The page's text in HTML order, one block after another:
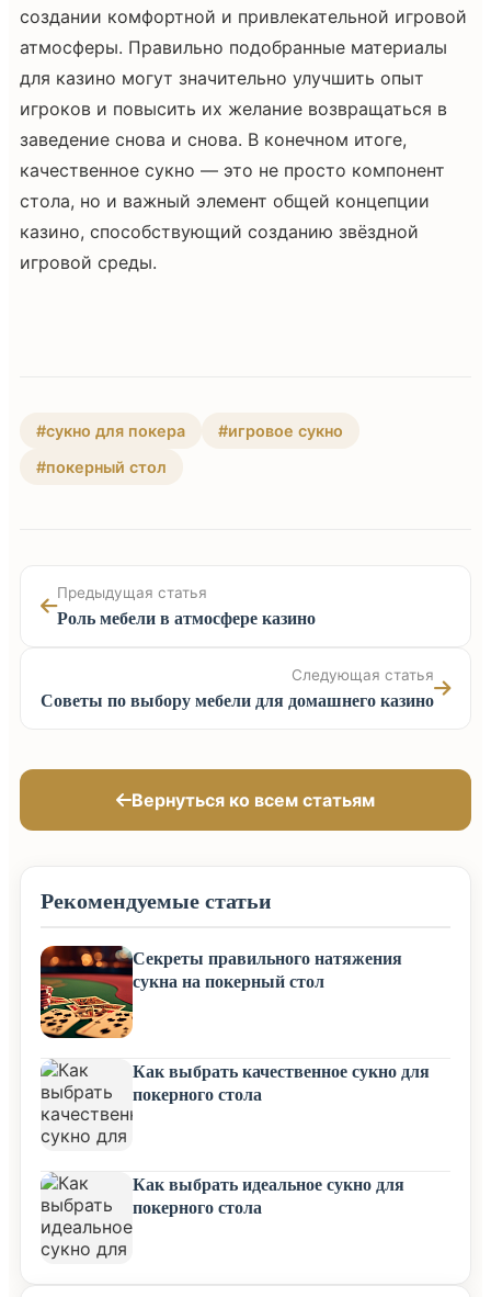
создании комфортной и привлекательной игровой
атмосферы. Правильно подобранные материалы
для казино могут значительно улучшить опыт
игроков и повысить их желание возвращаться в
заведение снова и снова. В конечном итоге,
качественное сукно — это не просто компонент
стола, но и важный элемент общей концепции
казино, способствующий созданию звёздной
игровой среды.
#сукно для покера
#игровое сукно
#покерный стол
Предыдущая статья
Роль мебели в атмосфере казино
Следующая статья
Советы по выбору мебели для домашнего казино
Вернуться ко всем статьям
Рекомендуемые статьи
Секреты правильного натяжения
сукна на покерный стол
Как выбрать качественное сукно для
покерного стола
Как выбрать идеальное сукно для
покерного стола